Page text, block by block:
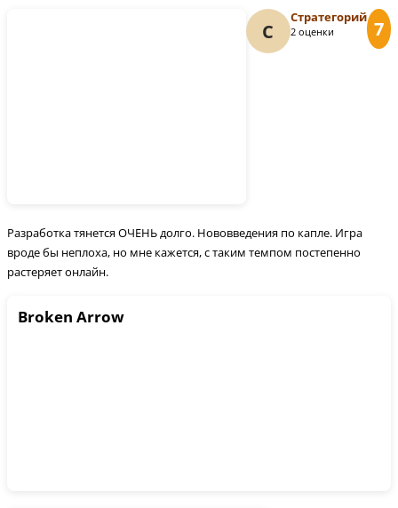
С
Стратегорий
2 оценки 7
Разработка тянется ОЧЕНЬ долго. Нововведения по капле. Игра
вроде бы неплоха, но мне кажется, с таким темпом постепенно
растеряет онлайн.
Broken Arrow